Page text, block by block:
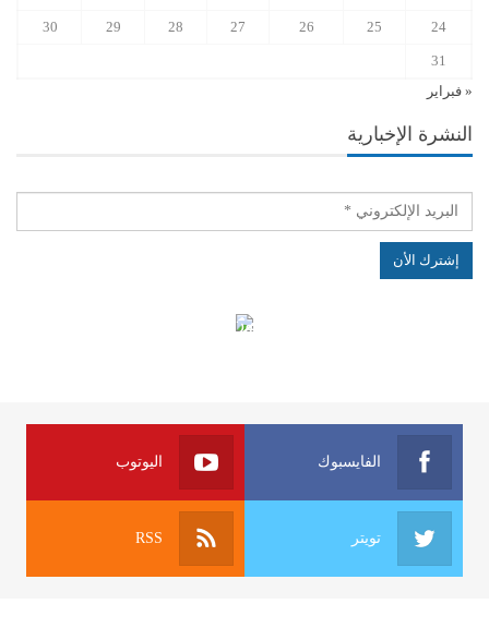
24
25
26
27
28
29
30
31
« فبراير
النشرة الإخبارية
الهياكل الخاضعة لقانون النفاذ إلى المعلومة
الفايسبوك اليوتوب
تويتر RSS